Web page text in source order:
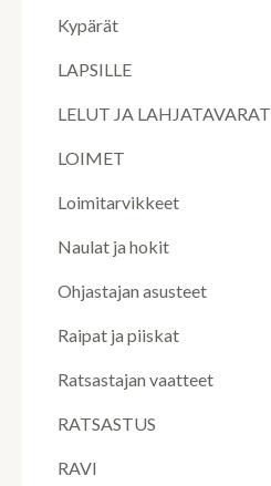
Kypärät
LAPSILLE
LELUT JA LAHJATAVARAT
LOIMET
Loimitarvikkeet
Naulat ja hokit
Ohjastajan asusteet
Raipat ja piiskat
Ratsastajan vaatteet
RATSASTUS
RAVI